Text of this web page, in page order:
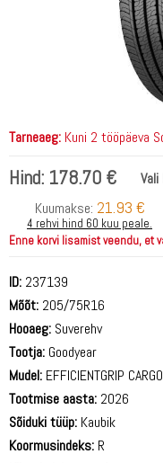
Tarneaeg: Kuni 2 tööpäeva
Hind: 178.70 €
Kuumakse: 21.93 €
4 rehvi hind 60 kuu peale.
Enne korvi lisamist veendu, et
ID: 237139
Mõõt: 205/75R16
Hooaeg: Suverehv
Tootja: Goodyear
Mudel: EFFICIENTGRIP
Tootmise aasta: 2026
Sõiduki tüüp: Kaubik
Koormusindeks: R